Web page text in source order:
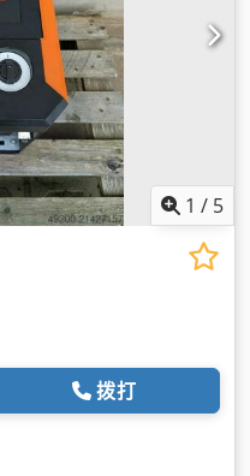
1 / 5
拨打